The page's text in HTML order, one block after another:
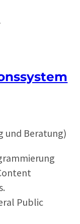
und Beratung)
Public